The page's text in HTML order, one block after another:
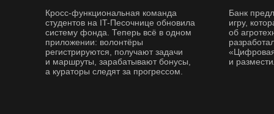
Банк
игру,
об
и
Кросс-функциональная команда
студентов на IT-Песочнице обновила
систему фонда. Теперь всё в одном
приложении: волонтёры
регистрируются, получают задачи
и маршруты, зарабатывают бонусы,
а кураторы следят за прогрессом.